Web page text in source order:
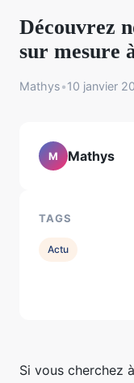
Découvrez
sur mesure
Mathys•10 janvier
Si vous cherchez
M Mathys
TAGS
Actu